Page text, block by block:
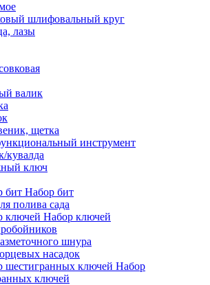
шлифовальный круг
лазы
валик
щетка
инструмент
кувалда
ключ
Набор бит
полива сада
Набор ключей
шнура
насадок
Набор
ключей